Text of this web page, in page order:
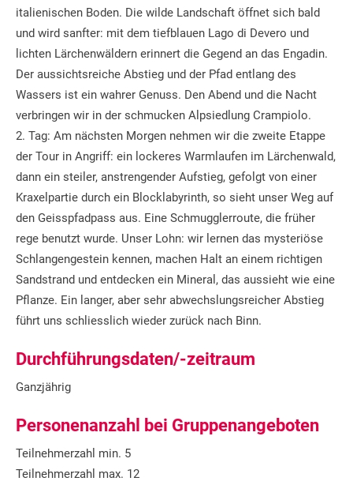
italienischen Boden. Die wilde Landschaft öffnet sich bald
und wird sanfter: mit dem tiefblauen Lago di Devero und
lichten Lärchenwäldern erinnert die Gegend an das Engadin.
Der aussichtsreiche Abstieg und der Pfad entlang des
Wassers ist ein wahrer Genuss. Den Abend und die Nacht
verbringen wir in der schmucken Alpsiedlung Crampiolo.
2. Tag: Am nächsten Morgen nehmen wir die zweite Etappe
der Tour in Angriff: ein lockeres Warmlaufen im Lärchenwald,
dann ein steiler, anstrengender Aufstieg, gefolgt von einer
Kraxelpartie durch ein Blocklabyrinth, so sieht unser Weg auf
den Geisspfadpass aus. Eine Schmugglerroute, die früher
rege benutzt wurde. Unser Lohn: wir lernen das mysteriöse
Schlangengestein kennen, machen Halt an einem richtigen
Sandstrand und entdecken ein Mineral, das aussieht wie eine
Pflanze. Ein langer, aber sehr abwechslungsreicher Abstieg
führt uns schliesslich wieder zurück nach Binn.
Durchführungsdaten/-zeitraum
Ganzjährig
Personenanzahl bei Gruppenangeboten
Teilnehmerzahl min. 5
Teilnehmerzahl max. 12